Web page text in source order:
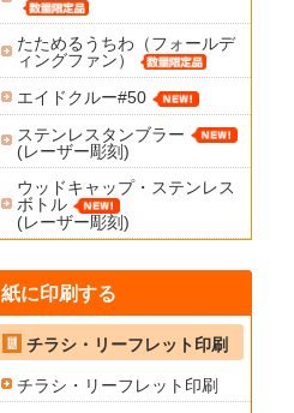
たためるうちわ（フォールデ
ィングファン）
エイドクルー#50
ステンレスタンブラー
(レーザー彫刻)
ウッドキャップ・ステンレス
ボトル
(レーザー彫刻)
紙に印刷する
チラシ・リーフレット印刷
チラシ・リーフレット印刷